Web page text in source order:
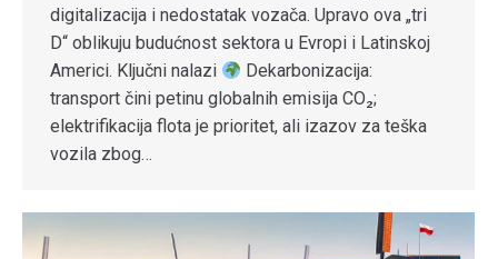
digitalizacija i nedostatak vozača. Upravo ova „tri
D“ oblikuju budućnost sektora u Evropi i Latinskoj
Americi. Ključni nalazi
Dekarbonizacija:
transport čini petinu globalnih emisija CO₂;
elektrifikacija flota je prioritet, ali izazov za teška
vozila zbog…